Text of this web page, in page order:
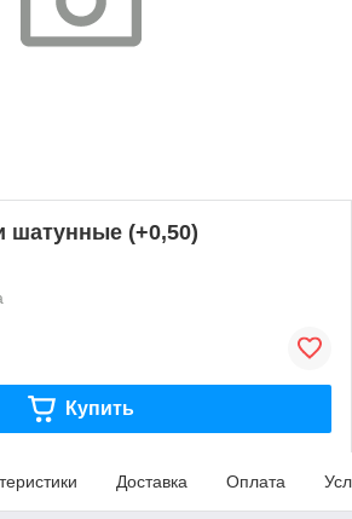
шатунные (+0,50)
Купить
Доставка Оплата